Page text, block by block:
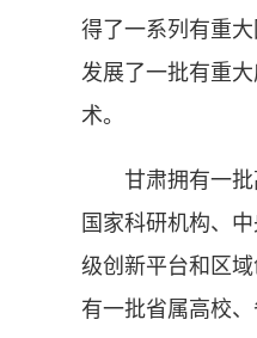
得了一系列有重
发展了一批有重
术。
甘肃拥有一批
国家科研机构、
级创新平台和区
有一批省属高校